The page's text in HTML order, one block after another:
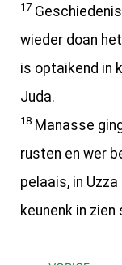
17
wieder doan
is optaikend in
Juda.
18 Manasse
rusten en wer
pelaais, in
keunenk in zien